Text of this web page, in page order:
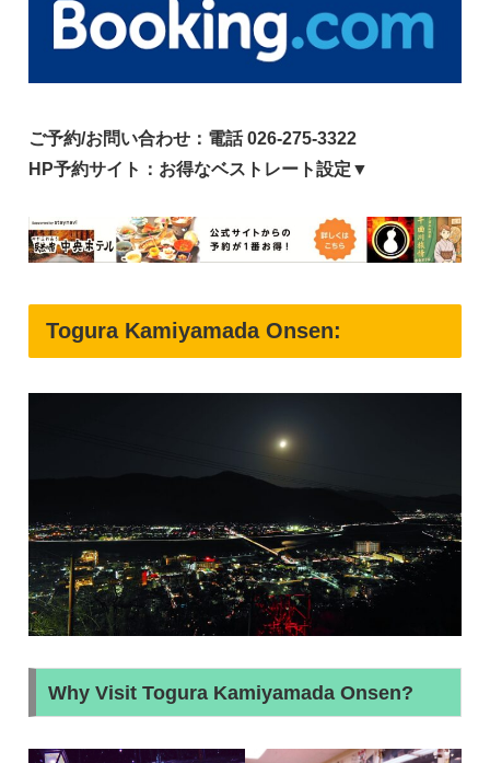
ご予約/お問い合わせ：電話 026-275-3322
HP予約サイト：お得なベストレート設定▼
Togura Kamiyamada Onsen:
Why Visit Togura Kamiyamada Onsen?